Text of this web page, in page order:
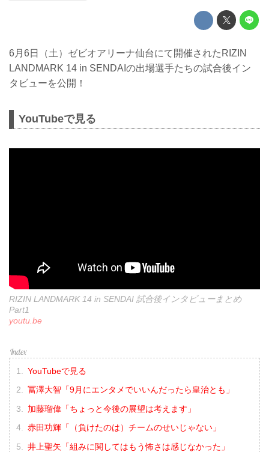
6月6日（土）ゼビオアリーナ仙台にて開催されたRIZIN
LANDMARK 14 in SENDAIの出場選手たちの試合後イン
タビューを公開！
YouTubeで見る
RIZIN LANDMARK 14 in SENDAI 試合後インタビューまとめ
Part1
youtu.be
YouTubeで見る
冨澤大智「9月にエンタメでいいんだったら皇治とも」
加藤瑠偉「ちょっと今後の展望は考えます」
赤田功輝「（負けたのは）チームのせいじゃない」
井上聖矢「組みに関してはもう怖さは感じなかった」